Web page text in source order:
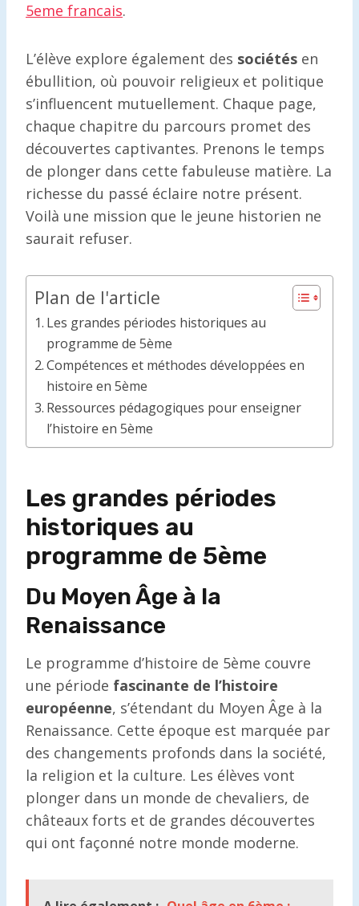
5eme francais.
L’élève explore également des sociétés en
ébullition, où pouvoir religieux et politique
s’influencent mutuellement. Chaque page,
chaque chapitre du parcours promet des
découvertes captivantes. Prenons le temps
de plonger dans cette fabuleuse matière. La
richesse du passé éclaire notre présent.
Voilà une mission que le jeune historien ne
saurait refuser.
Plan de l'article
Les grandes périodes historiques au
programme de 5ème
Compétences et méthodes développées en
histoire en 5ème
Ressources pédagogiques pour enseigner
l’histoire en 5ème
Les grandes périodes
historiques au
programme de 5ème
Du Moyen Âge à la
Renaissance
Le programme d’histoire de 5ème couvre
une période fascinante de l’histoire
européenne, s’étendant du Moyen Âge à la
Renaissance. Cette époque est marquée par
des changements profonds dans la société,
la religion et la culture. Les élèves vont
plonger dans un monde de chevaliers, de
châteaux forts et de grandes découvertes
qui ont façonné notre monde moderne.